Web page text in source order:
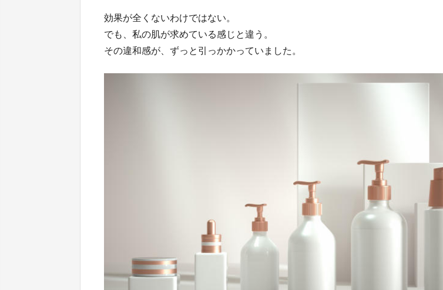
効果が全くないわけではない。
でも、私の肌が求めている感じと違う。
その違和感が、ずっと引っかかっていました。